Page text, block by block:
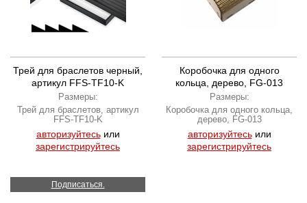
Трей для браслетов черный,
артикул FFS-TF10-K
Размеры:
Трей для браслетов, артикул
FFS-TF10-K
авторизуйтесьили
зарегистрируйтесь
Коробочка для одного
кольца, дерево, FG-013
Размеры:
Коробочка для одного кольца,
дерево, FG-013
авторизуйтесьили
зарегистрируйтесь
Подписаться.